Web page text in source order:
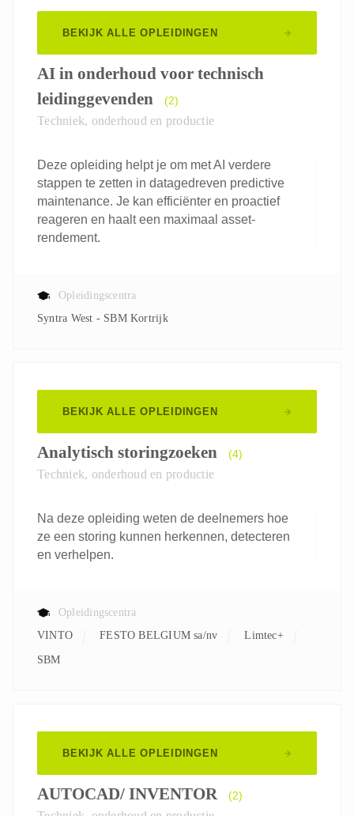
BEKIJK ALLE OPLEIDINGEN
AI in onderhoud voor technisch
leidinggevenden
(2)
Techniek, onderhoud en productie
Deze opleiding helpt je om met AI verdere
stappen te zetten in datagedreven predictive
maintenance. Je kan efficiënter en proactief
reageren en haalt een maximaal asset-
rendement.
Opleidingscentra
Syntra West - SBM Kortrijk
BEKIJK ALLE OPLEIDINGEN
Analytisch storingzoeken (4)
Techniek, onderhoud en productie
Na deze opleiding weten de deelnemers hoe
ze een storing kunnen herkennen, detecteren
en verhelpen.
Opleidingscentra
VINTO
FESTO BELGIUM sa/nv Limtec+
SBM
BEKIJK ALLE OPLEIDINGEN
AUTOCAD/ INVENTOR (2)